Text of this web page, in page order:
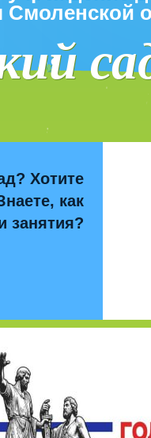
Смоленской
Хотите
как
занятия?